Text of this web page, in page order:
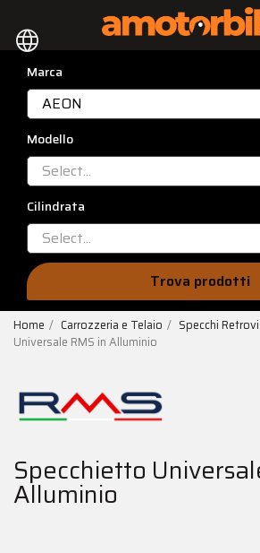
language
Marca
AEON
Modello
Select...
Cilindrata
Select...
Trova prodotti
Home Carrozzeria e Telaio Specchi
Universale RMS in Alluminio
Specchietto
Alluminio